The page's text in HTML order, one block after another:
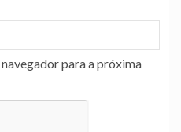
para a próxima